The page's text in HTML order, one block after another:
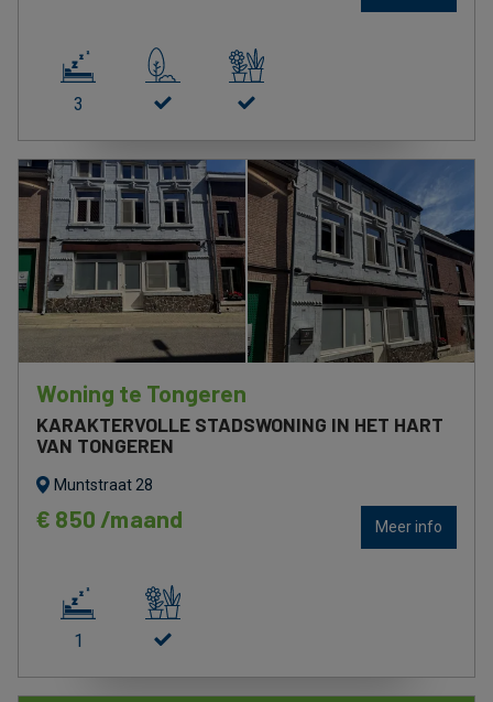
3
Woning te Tongeren
Muntstraat 28
KARAKTERVOLLE STADSWONING IN HET HART
VAN TONGEREN
€ 850 /maand Meer info
1